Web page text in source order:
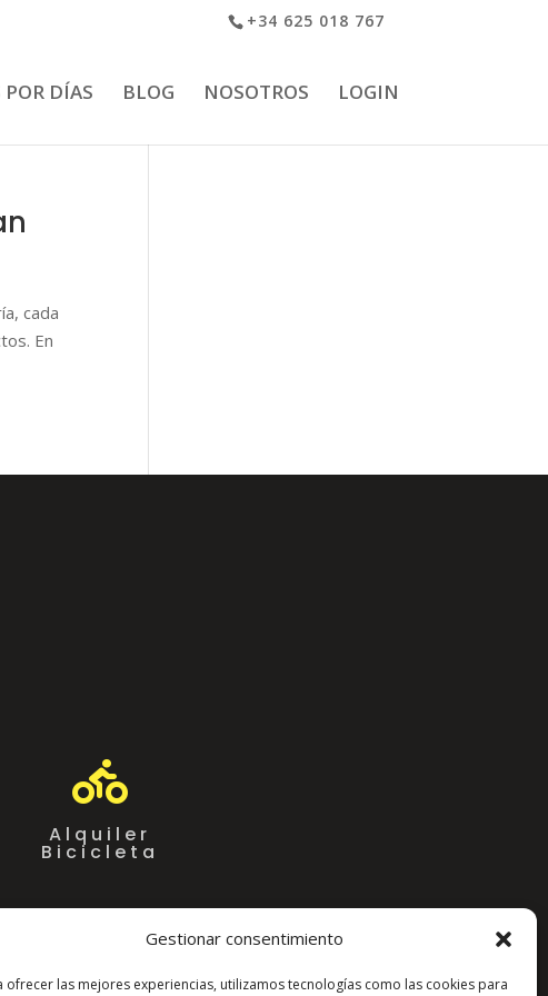
Gestionar consentimiento
ofrecer las mejores experiencias, utilizamos tecnologías como las cookies para
+34 625 018 767
POR DÍAS BLOG NOSOTROS LOGIN
cada
En

Alquiler
Bicicleta